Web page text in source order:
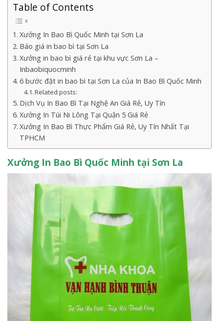
Table of Contents
Xưởng In Bao Bì Quốc Minh tại Sơn La
Báo giá in bao bì tại Sơn La
Xưởng in bao bì giá rẻ tại khu vực Sơn La –
Inbaobiquocminh
6 bước đặt in bao bì tại Sơn La của In Bao Bì Quốc Minh
Related posts:
Dịch Vụ In Bao Bì Tại Nghệ An Giá Rẻ, Uy Tín
Xưởng In Túi Ni Lông Tại Quận 5 Giá Rẻ
Xưởng In Bao Bì Thực Phẩm Giá Rẻ, Uy Tín Nhất Tại
TPHCM
Xưởng In Bao Bì Quốc Minh tại Sơn La